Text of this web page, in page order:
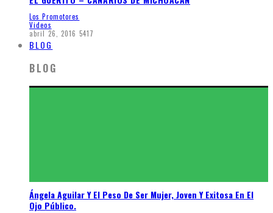
Los Promotores
Videos
abril 26, 2016 5417
BLOG
BLOG
Ángela Aguilar Y El Peso De Ser Mujer, Joven Y Exitosa En El
Ojo Público.